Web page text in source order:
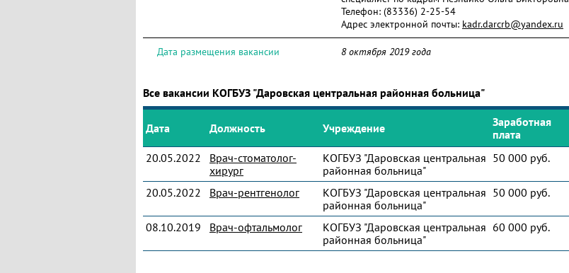
Телефон: (83336) 2-25-54
Адрес электронной почты: kadr.darcrb@yandex.ru
Дата размещения вакансии 8 октября 2019 года
Все вакансии КОГБУЗ "Даровская центральная районная больница"
Дата Должность Учреждение
Заработная
плата
20.05.2022
Врач-стоматолог-
хирург
КОГБУЗ "Даровская центральная
районная больница"
50 000 руб.
20.05.2022 Врач-рентгенолог
КОГБУЗ "Даровская центральная
районная больница"
50 000 руб.
08.10.2019 Врач-офтальмолог
КОГБУЗ "Даровская центральная
районная больница"
60 000 руб.